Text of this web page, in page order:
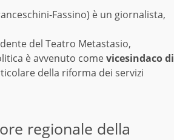
Fassino) è un giornalista,
del Teatro Metastasio,
è avvenuto comevicesindaco di
della riforma dei servizi
regionale della